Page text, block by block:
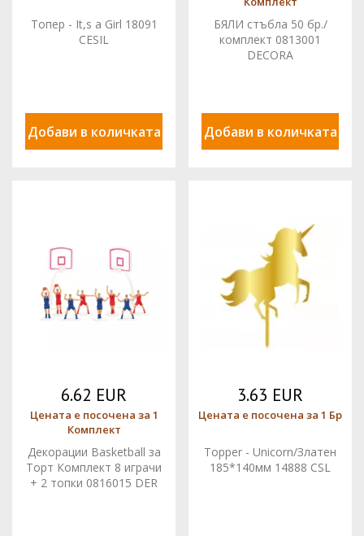
Топер - It,s a Girl 18091
CESIL
Добави в количката
БЯЛИ стъбла 50 бр./
комплект 0813001
DECORA
Добави в количката
6.62 EUR
Цената е посочена за 1
Комплект
Декорации Basketball за
Торт Комплект 8 играчи
+ 2 топки 0816015 DER
3.63 EUR
Цената е посочена за 1 Бр
Topper - Unicorn/Златен
185*140мм 14888 CSL